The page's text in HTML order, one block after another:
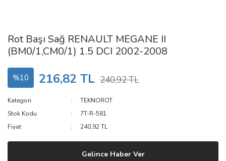
Rot Başı Sağ RENAULT MEGANE II
(BM0/1,CM0/1) 1.5 DCI 2002-2008
%10 216,82 TL 240,92 TL
Kategori
TEKNOROT
Stok Kodu
7T-R-581
Fiyat
240,92 TL
Gelince Haber Ver